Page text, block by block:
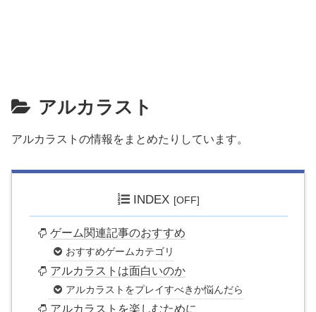
アルカラスト
アルカラストの情報をまとめたりしています。
INDEX
ゲーム関連記事のおすすめ
おすすめゲームカテゴリ
アルカラストは面白いのか
アルカラストをプレイすべきか悩んだら
アルカラストを楽しむために